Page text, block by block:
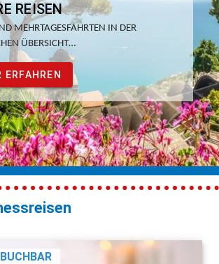
REISEN
MEHRTAGESFAHRTEN IN DER
ÜBERSICHT…
ERFAHREN